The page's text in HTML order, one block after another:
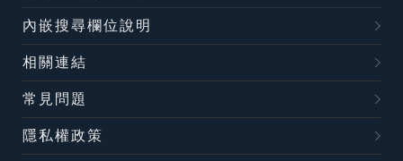
內嵌搜尋欄位說明
相關連結
常見問題
隱私權政策